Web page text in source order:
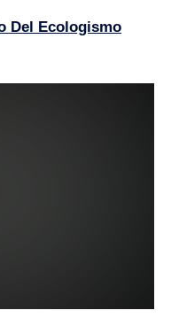
Del Ecologismo